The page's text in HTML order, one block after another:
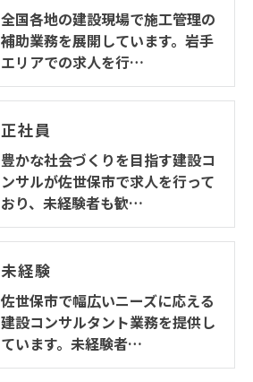
全国各地の建設現場で施工管理の
補助業務を展開しています。岩手
エリアでの求人を行…
正社員
豊かな社会づくりを目指す建設コ
ンサルが佐世保市で求人を行って
おり、未経験者も歓…
未経験
佐世保市で幅広いニーズに応える
建設コンサルタント業務を提供し
ています。未経験者…